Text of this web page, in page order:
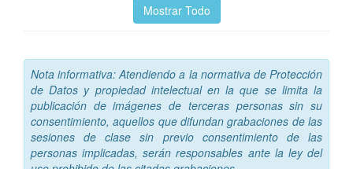
Mostrar Todo
Nota informativa: Atendiendo a la normativa de Protección
de Datos y propiedad intelectual en la que se limita la
publicación de imágenes de terceras personas sin su
consentimiento, aquellos que difundan grabaciones de las
sesiones de clase sin previo consentimiento de las
personas implicadas, serán responsables ante la ley del